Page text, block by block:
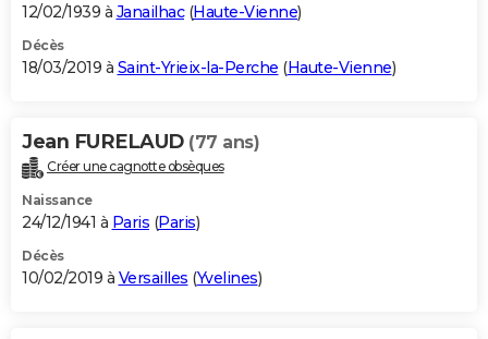
12/02/1939 à Janailhac(Haute-Vienne)
Décès
18/03/2019 à Saint-Yrieix-la-Perche (Haute-Vienne)
Jean FURELAUD (77 ans)
Créer une cagnotte obsèques
Naissance
24/12/1941 à Paris (Paris)
Décès
10/02/2019 à Versailles (Yvelines)